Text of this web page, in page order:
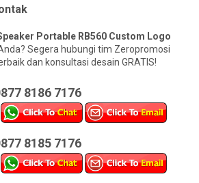
Portable RB560 Custom Logo
Segera hubungi tim Zeropromosi
dan konsultasi desain GRATIS!
8186 7176
8185 7176